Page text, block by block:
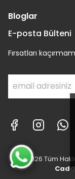
Bloglar
E-posta Bülteni
Fırsatları
© 2026 Tüm